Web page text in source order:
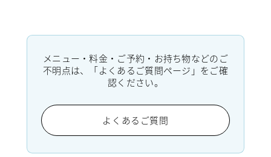
メニュー・料金・ご予約・お持ち物などのご
不明点は、「よくあるご質問ページ」をご確
認ください。
よくあるご質問